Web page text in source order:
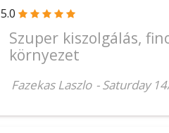
5.0
Szuper kiszolgálás,
környezet
Fazekas Laszlo -Saturday